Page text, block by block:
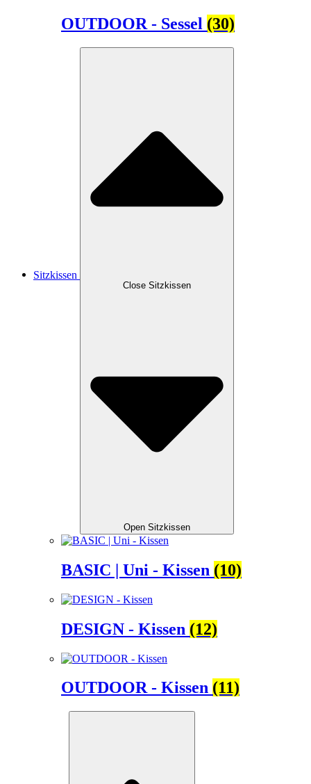
OUTDOOR - Sessel (30)
Sitzkissen
Close Sitzkissen
Open Sitzkissen
BASIC | Uni - Kissen (10)
DESIGN - Kissen (12)
OUTDOOR - Kissen (11)